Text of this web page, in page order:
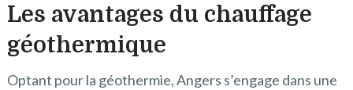
Les avantages du chauffage
géothermique
Optant pour la géothermie, Angers s’engage dans une